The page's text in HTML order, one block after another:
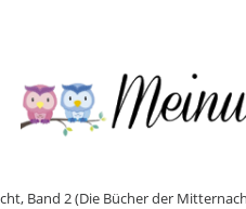
Band 2 (Die Bücher der